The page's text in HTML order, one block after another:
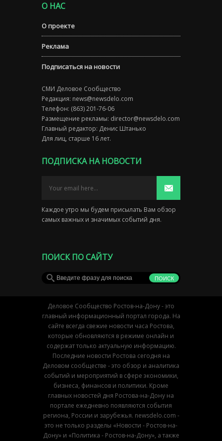
О НАС
О проекте
Реклама
Подписаться на новости
СМИ Деловое Сообщество
Редакция: news@newsdelo.com
Телефон: (863) 201-76-06
Размещение рекламы: director@newsdelo.com
Главный редактор: Денис Штанько
Для лиц, старше 16 лет.
ПОДПИСКА НА НОВОСТИ
Каждое утро мы будем присылать Вам обзор
самых важных и значимых событий дня.
ПОИСК ПО САЙТУ
Деловое Сообщество Ростов-на-Дону - это
главный информационный портал города. На
сайте всегда свежие новости часа Ростова,
которые обновляются в режиме онлайн и
содержат только актуальную информацию.
Последние новости Ростова сегодня на
Деловом сообществе - это обзор и аналитика
событий и мероприятий в сфере экономики,
бизнеса, финансов и политики. Кроме
главных новостей дня Ростова-на-Дону на
портале ежедневно появляются события
региона, России и зарубежья. newsdelo.com -
это не только разделы «Новости - Ростов-на-
Дону» и «Политика - Ростов-на-Дону», а также